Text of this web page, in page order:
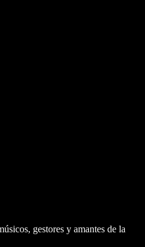
gestores y amantes de la